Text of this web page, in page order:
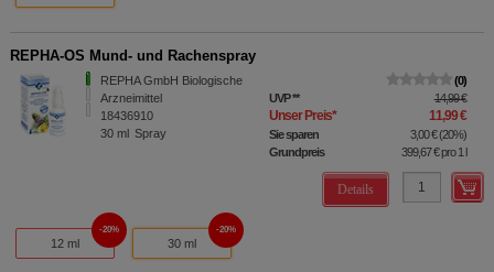
REPHA-OS Mund- und Rachenspray
REPHA GmbH Biologische
Arzneimittel
18436910
30 ml Spray
0
UVP** 14,99 €
Unser Preis* 11,99 €
Sie sparen 3,00 €(20%)
Grundpreis
399,67 €pro 1 l
Details
12 ml
20%
30 ml
20%